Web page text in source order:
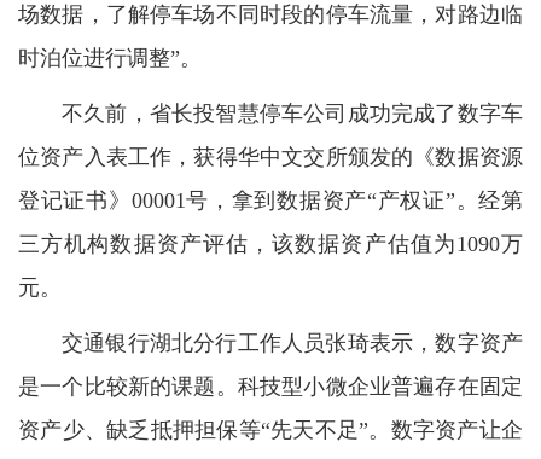
场数据，了解停车场不同时段的停车流量，对路边临
时泊位进行调整”。
不久前，省长投智慧停车公司成功完成了数字车
位资产入表工作，获得华中文交所颁发的《数据资源
登记证书》00001号，拿到数据资产“产权证”。经第
三方机构数据资产评估，该数据资产估值为1090万
元。
交通银行湖北分行工作人员张琦表示，数字资产
是一个比较新的课题。科技型小微企业普遍存在固定
资产少、缺乏抵押担保等“先天不足”。数字资产让企